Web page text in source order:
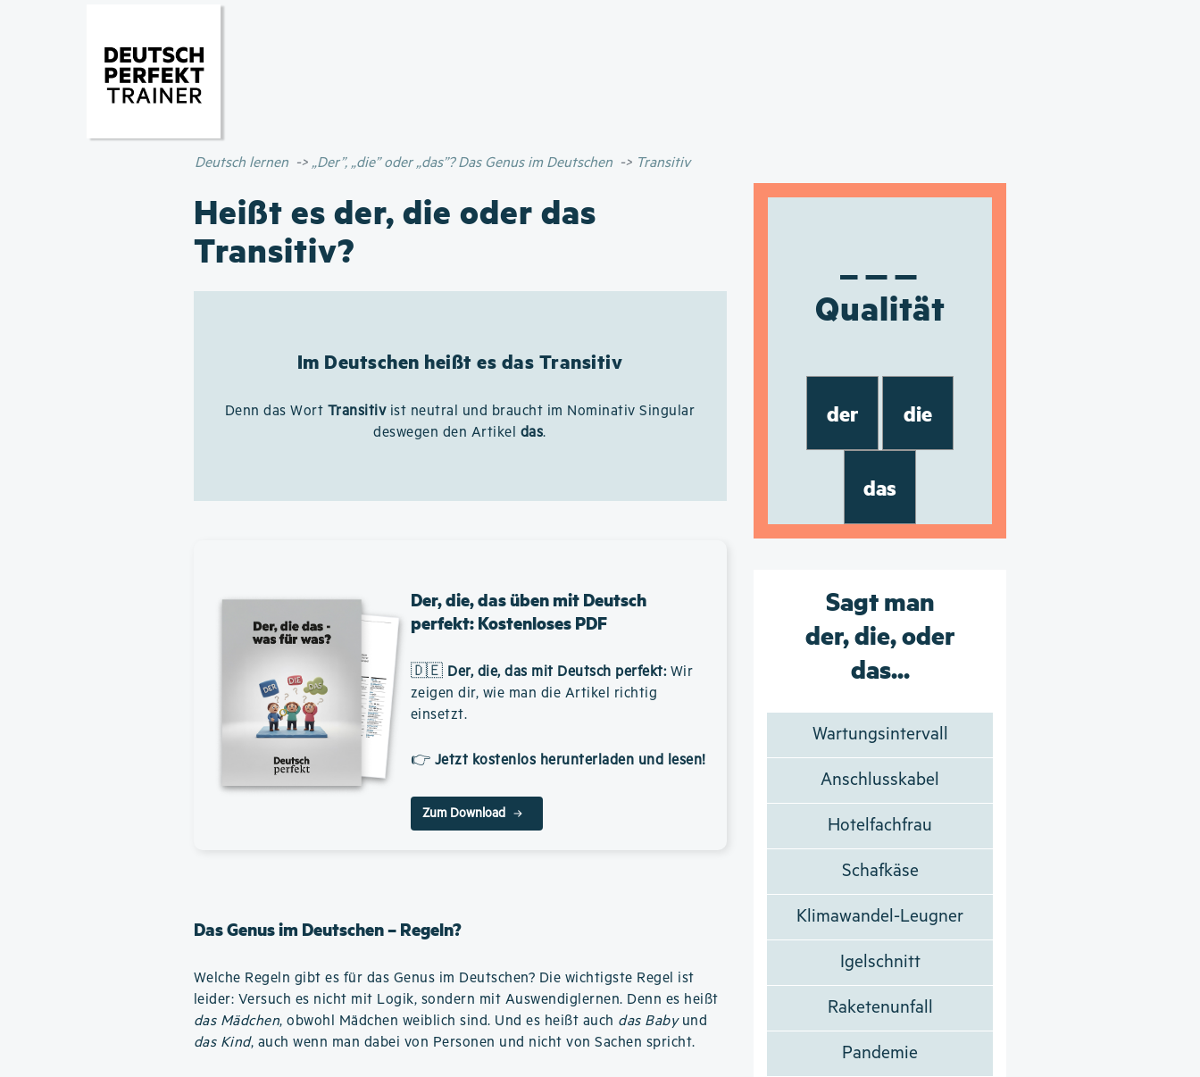
Deutsch lernen „Der”, „die” oder „das”? Das Genus im Deutschen Transitiv
Heißt es der, die oder das
Transitiv?
Im Deutschen heißt es das Transitiv
Denn das Wort Transitivist neutral und braucht im Nominativ Singular
deswegen den Artikel das.
Der, die, das üben mit Deutsch
perfekt: Kostenloses PDF
🇩🇪 Der, die, das mit Deutsch perfekt: Wir
zeigen dir, wie man die Artikel richtig
einsetzt.
👉 Jetzt kostenlos herunterladen und lesen!
Zum Download
Das Genus im Deutschen – Regeln?
Welche Regeln gibt es für das Genus im Deutschen? Die wichtigste Regel ist
leider: Versuch es nicht mit Logik, sondern mit Auswendiglernen. Denn es heißt
das Mädchen, obwohl Mädchen weiblich sind. Und es heißt auch das Babyund
das Kind, auch wenn man dabei von Personen und nicht von Sachen spricht.
Qualität
der die
das
Sagt man
der, die, oder
das...
Wartungsintervall
Anschlusskabel
Hotelfachfrau
Schafkäse
Klimawandel-Leugner
Igelschnitt
Raketenunfall
Pandemie